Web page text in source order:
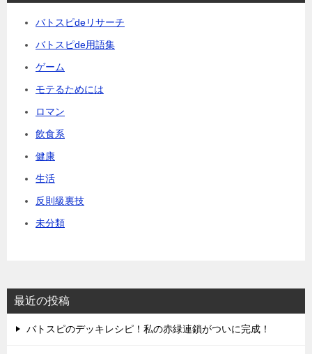
バトスピdeリサーチ
バトスピde用語集
ゲーム
モテるためには
ロマン
飲食系
健康
生活
反則級裏技
未分類
最近の投稿
バトスピのデッキレシピ！私の赤緑連鎖がついに完成！